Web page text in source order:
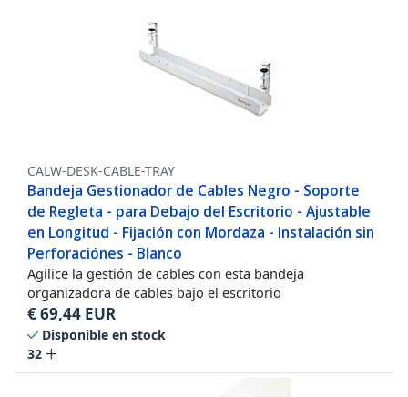
CALW-DESK-CABLE-TRAY
Bandeja Gestionador de Cables Negro - Soporte
de Regleta - para Debajo del Escritorio - Ajustable
en Longitud - Fijación con Mordaza - Instalación sin
Perforaciónes - Blanco
Agilice la gestión de cables con esta bandeja
organizadora de cables bajo el escritorio
€69,44 EUR
Disponible en stock
32